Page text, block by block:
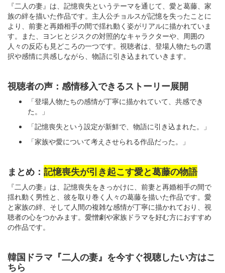
『二人の妻』は、記憶喪失というテーマを通じて、愛と葛藤、家
族の絆を描いた作品です。主人公チョルスが記憶を失ったことに
より、前妻と再婚相手の間で揺れ動く姿がリアルに描かれていま
す。また、ヨンヒとジスクの対照的なキャラクターや、周囲の
人々の反応も見どころの一つです。視聴者は、登場人物たちの選
択や感情に共感しながら、物語に引き込まれていきます。
視聴者の声：感情移入できるストーリー展開
「登場人物たちの感情が丁寧に描かれていて、共感でき
た。」
「記憶喪失という設定が新鮮で、物語に引き込まれた。」
「家族や愛について考えさせられる作品だった。」
まとめ： 記憶喪失が引き起こす愛と葛藤の物語
『二人の妻』は、記憶喪失をきっかけに、前妻と再婚相手の間で
揺れ動く男性と、彼を取り巻く人々の葛藤を描いた作品です。愛
と家族の絆、そして人間の複雑な感情が丁寧に描かれており、視
聴者の心をつかみます。愛憎劇や家族ドラマを好む方におすすめ
の作品です。
韓国ドラマ『二人の妻』を今すぐ視聴したい方はこ
ちら